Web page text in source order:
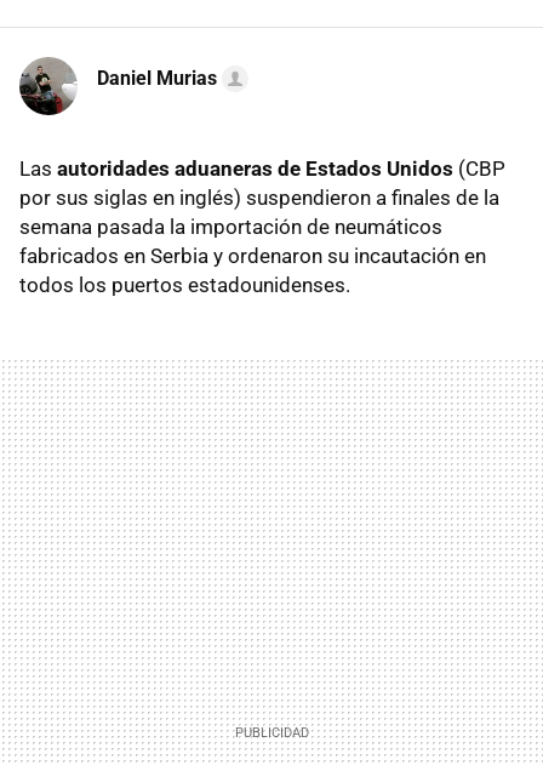
Daniel Murias
Las autoridades aduaneras de Estados Unidos (CBP
por sus siglas en inglés) suspendieron a finales de la
semana pasada la importación de neumáticos
fabricados en Serbia y ordenaron su incautación en
todos los puertos estadounidenses.